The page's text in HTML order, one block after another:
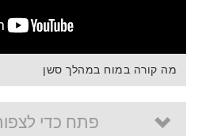
מה קורה במוח במהלך סשן
פתח כדי